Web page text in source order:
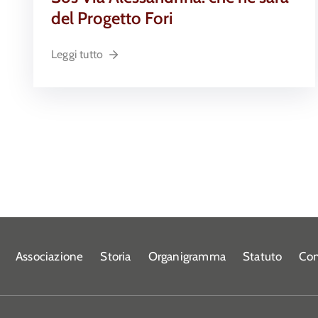
del Progetto Fori
Leggi tutto
Associazione Storia Organigramma Statuto